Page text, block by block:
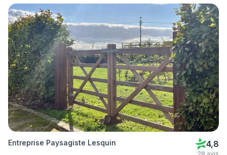
Entreprise Paysagiste Lesquin 4,8